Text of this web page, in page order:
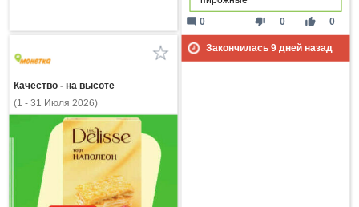
thumb_down 0 thumb_up 0
mode_comment 0
Закончилась 9дней назад
Качество - на высоте
(1 - 31 Июля 2026)